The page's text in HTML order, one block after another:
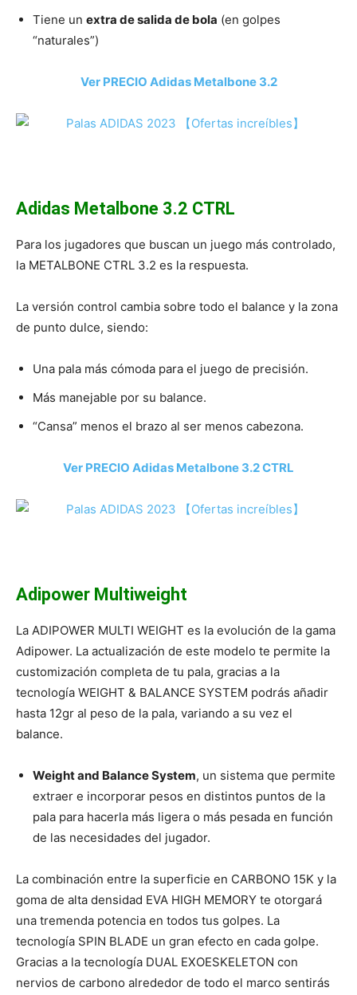
Tiene un extra de salida de bola (en golpes
“naturales”)
Ver PRECIO Adidas Metalbone 3.2
Adidas Metalbone 3.2 CTRL
Para los jugadores que buscan un juego más controlado,
la METALBONE CTRL 3.2 es la respuesta.
La versión control cambia sobre todo el balance y la zona
de punto dulce, siendo:
Una pala más cómoda para el juego de precisión.
Más manejable por su balance.
“Cansa” menos el brazo al ser menos cabezona.
Ver PRECIO Adidas Metalbone 3.2 CTRL
Adipower Multiweight
La ADIPOWER MULTI WEIGHT es la evolución de la gama
Adipower. La actualización de este modelo te permite la
customización completa de tu pala, gracias a la
tecnología WEIGHT & BALANCE SYSTEM podrás añadir
hasta 12gr al peso de la pala, variando a su vez el
balance.
Weight and Balance System, un sistema que permite
extraer e incorporar pesos en distintos puntos de la
pala para hacerla más ligera o más pesada en función
de las necesidades del jugador.
La combinación entre la superficie en CARBONO 15K y la
goma de alta densidad EVA HIGH MEMORY te otorgará
una tremenda potencia en todos tus golpes. La
tecnología SPIN BLADE un gran efecto en cada golpe.
Gracias a la tecnología DUAL EXOESKELETON con
nervios de carbono alrededor de todo el marco sentirás